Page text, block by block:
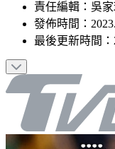
責任編輯 ： 吳
發佈時間：
最後更新時間：